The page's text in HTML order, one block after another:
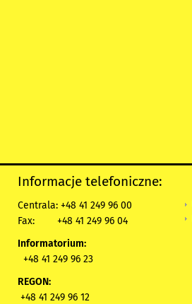
Informacje telefoniczne:
Centrala: +48 41 249 96 00
Fax:
+48 41 249 96 04
Informatorium:
+48 41 249 96 23
REGON:
+48 41 249 96 12